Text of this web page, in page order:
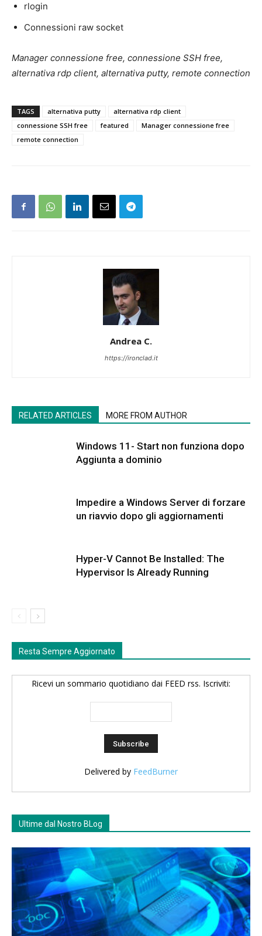
rlogin
Connessioni raw socket
Manager connessione free, connessione SSH free,
alternativa rdp client, alternativa putty, remote connection
TAGS alternativa putty
alternativa rdp client
connessione SSH free
featured
Manager connessione free
remote connection
Andrea C.
https://ironclad.it
RELATED ARTICLES MORE FROM AUTHOR
Windows 11- Start non funziona dopo
Aggiunta a dominio
Impedire a Windows Server di forzare
un riavvio dopo gli aggiornamenti
Hyper-V Cannot Be Installed: The
Hypervisor Is Already Running
Resta Sempre Aggiornato
Ricevi un sommario quotidiano dai FEED rss. Iscriviti:
Delivered by FeedBurner
Ultime dal Nostro BLog